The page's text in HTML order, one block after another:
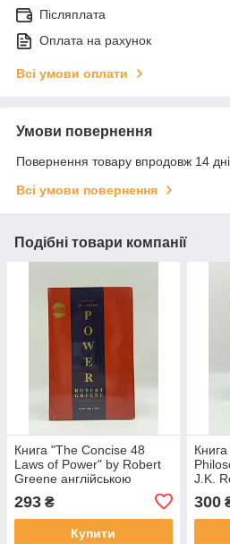
Післяплата
Оплата на рахунок
Всі умови оплати
Умови повернення
Повернення товару впродовж 14
Всі умови повернення
Подібні товари компанії
Книга "The Concise 48
Laws of Power" by Robert
Greene англійською
293 ₴
Купити
J.K.
300